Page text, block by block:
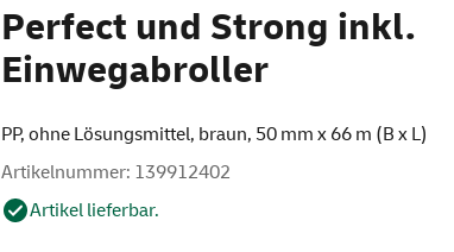
Perfect und Strong inkl.
Einwegabroller
PP, ohne Lösungsmittel, braun, 50 mm x 66 m (B x L)
Artikelnummer: 139912402
Artikel lieferbar.